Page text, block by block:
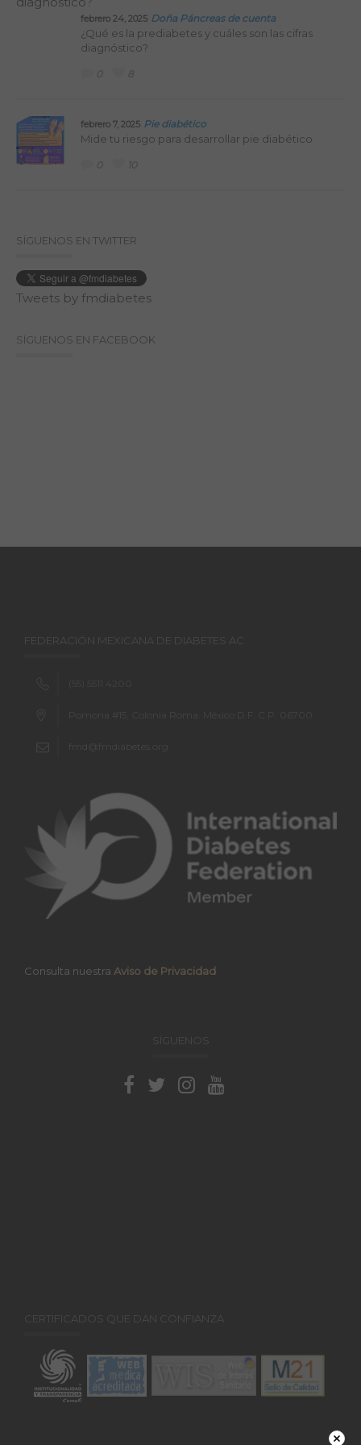
febrero 24, 2025 Doña Páncreas de cuenta
¿Qué es la prediabetes y cuáles son las cifras
diagnóstico?
febrero 7, 2025 Pie diabético
Mide tu riesgo para desarrollar pie diabético
SÍGUENOS EN TWITTER
Tweets by fmdiabetes
SÍGUENOS EN FACEBOOK
FEDERACIÓN MEXICANA DE DIABETES AC
Consulta nuestra Aviso de Privacidad
SÍGUENOS
CERTIFICADOS QUE DAN CONFIANZA